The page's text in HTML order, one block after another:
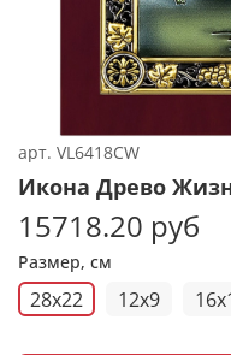
арт. VL6418CW
Икона Древо
15718.20 руб
Размер, см
28x22 12x9